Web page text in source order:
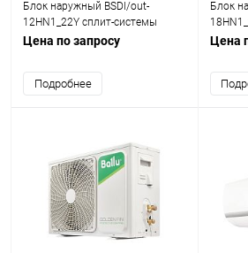
Блок наружный BSDI/out-
12HN1_22Y сплит-системы
инверторного типа Ballu
Цена по запросу
Подробнее
Блок
Цена